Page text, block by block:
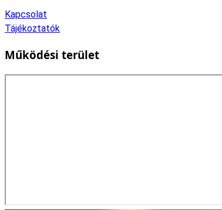
Kapcsolat
Tájékoztatók
Működési terület